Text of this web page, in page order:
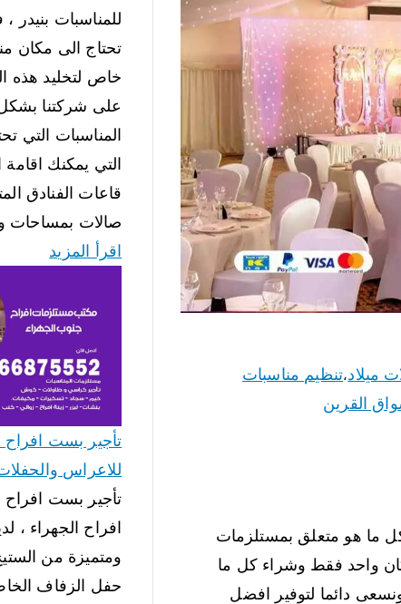
ميلاد،تنظيم مناسبات
القرين
ما هو متعلق بمستلزمات
واحد فقط وشراء كل ما
دائما لتوفير افضل
للمناسبات بنيدر
تحتاج الى مكان
خاص لتخليد هذه
على شركتنا
المناسبات التي
التي يمكنك اقامة
قاعات الفنادق
صالات بمساحات
اقرأ المزيد
للاعراس
تأجير بست افراح
افراح الجهراء ،
ومتميزة من
حفل الزفاف